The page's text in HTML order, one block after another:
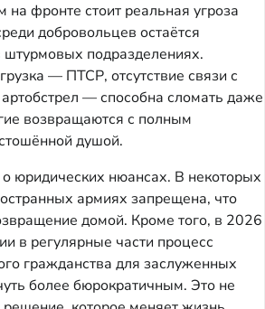
фронте стоит реальная угроза
добровольцев остаётся
штурмовых подразделениях.
— ПТСР, отсутствие связи с
— способна сломать даже
возвращаются с полным
душой.
юридических нюансах. В некоторых
армиях запрещена, что
домой. Кроме того, в 2026
в регулярные части процесс
гражданства для заслуженных
более бюрократичным. Это не